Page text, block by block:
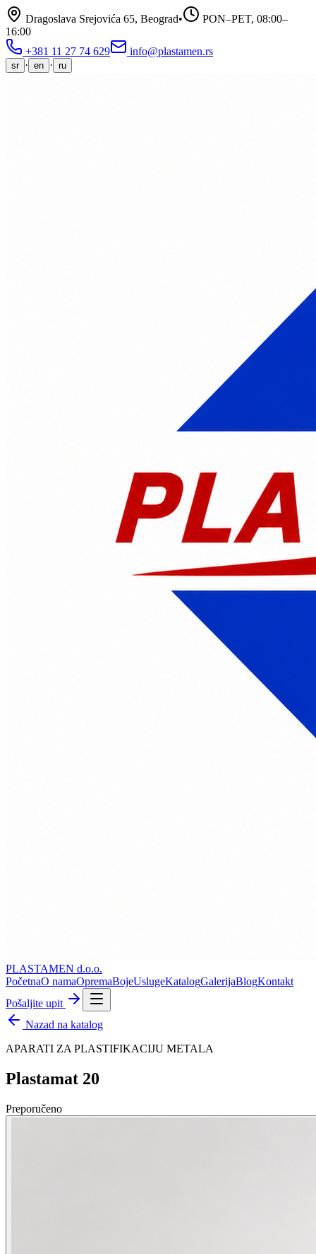
Dragoslava Srejovića 65, Beograd• PON–PET, 08:00–
16:00
+381 11 27 74 629
info@plastamen.rs
sr · en · ru
PLASTAMEN d.o.o.
PočetnaO namaOpremaBojeUslugeKatalogGalerijaBlogKontakt
Pošaljite upit
Nazad na katalog
APARATI ZA PLASTIFIKACIJU METALA
Plastamat 20
Preporučeno